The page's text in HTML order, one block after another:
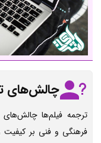
چالش‌های
ترجمه فیلم‌ها چالش‌های
فرهنگی و فنی بر کیفیت